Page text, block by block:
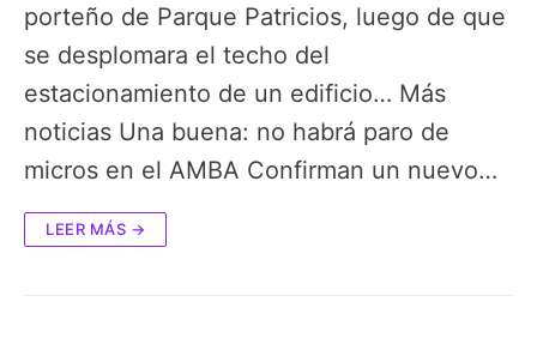
porteño de Parque Patricios, luego de que
se desplomara el techo del
estacionamiento de un edificio… Más
noticias Una buena: no habrá paro de
micros en el AMBA Confirman un nuevo…
LEER MÁS →